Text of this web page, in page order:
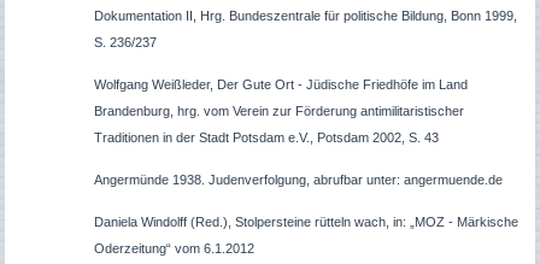
Dokumentation II, Hrg. Bundeszentrale für politische Bildung, Bonn 1999,
S. 236/237
Wolfgang Weißleder, Der Gute Ort - Jüdische Friedhöfe im Land
Brandenburg, hrg. vom Verein zur Förderung antimilitaristischer
Traditionen in der Stadt Potsdam e.V., Potsdam 2002, S. 43
Angermünde 1938. Judenverfolgung, abrufbar unter: angermuende.de
Daniela Windolff (Red.), Stolpersteine rütteln wach, in: „MOZ - Märkische
Oderzeitung“ vom 6.1.2012